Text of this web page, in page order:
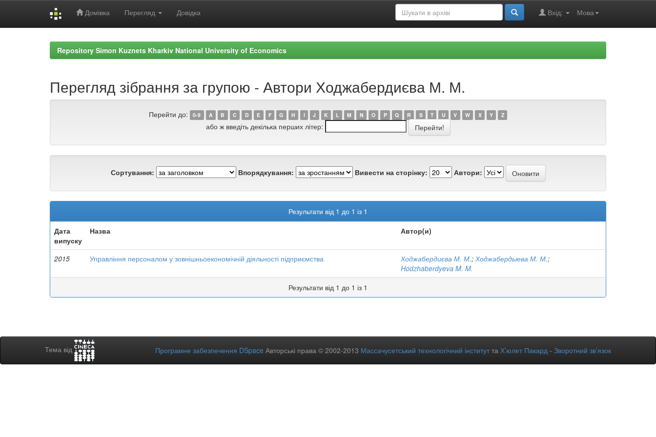
Домівка Перегляд Довідка Мова
Вхід:
Repository Simon Kuznets Kharkiv National University of Economics
Перегляд зібрання за групою - Автори Ходжабердиєва М. М.
Перейти до: 0-9 A B C D E F G H I J K L M N O P Q R S T U V W X Y Z
або ж введіть декілька перших літер:
Сортування: Впорядкування: Вивести на сторінку: Автори:
Результати від 1 до 1 із 1
Дата
випуску
Назва Автор(и)
2015 Управління персоналом у зовнішньоекономічній діяльності підприємства Ходжабердиєва М. М.; Ходжабердыева М. М.;
Hodzhaberdyeva M. M.
Результати від 1 до 1 із 1
Тема від Програмне забезпечення DSpace Авторські права © 2002-2013 Массачусетський технологічний інститутта Х’юлет Пакард - Зворотний зв’язок